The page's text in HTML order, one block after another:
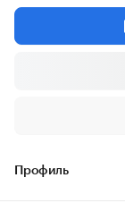
Профиль